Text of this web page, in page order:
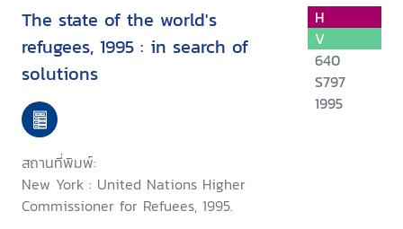
The state of the world's
refugees, 1995 : in search of
solutions
สถานที่พิมพ์:
New York : United Nations Higher
Commissioner for Refuees, 1995.
H
V
640
S797
1995